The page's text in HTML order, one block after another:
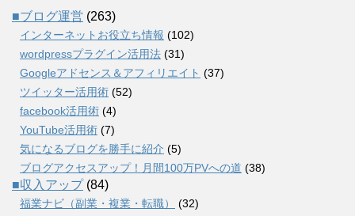
■ブログ運営 (263)
インターネットお役立ち情報 (102)
wordpressプラグイン活用法 (31)
Googleアドセンス＆アフィリエイト (37)
ツイッター活用術 (52)
facebook活用術 (4)
YouTube活用術 (7)
気になるブログを勝手に紹介 (5)
ブログアクセスアップ！月間100万PVへの道 (38)
■収入アップ(84)
福業ナビ（副業・複業・転職）
(32)